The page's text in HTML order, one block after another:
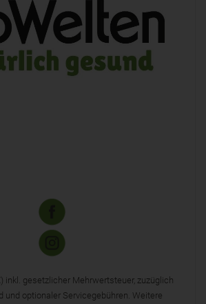
inkl. gesetzlicher Mehrwertsteuer, zuzüglich
und optionaler Servicegebühren. Weitere